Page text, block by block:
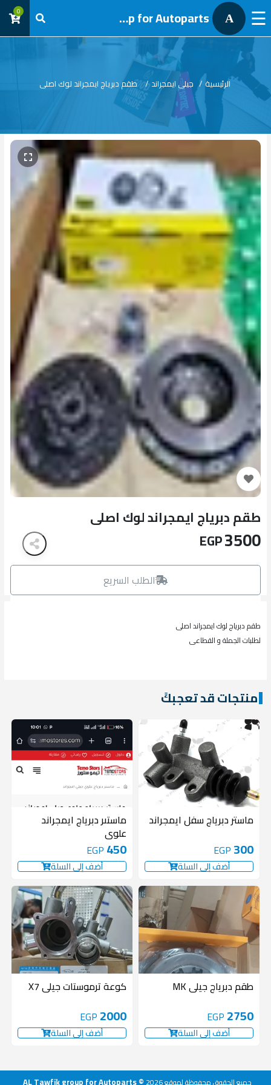
☰
A
AL Tawfik group for Autoparts
تسجيل
دخول
0
الرئيسية / جيلى ايمجراند / طقم دبرياج ايمجراند لوك اصلى
طقم دبرياج ايمجراند لوك اصلى
3500
EGP
الطلب السريع
طقم دبرياج لوك ايمجراند اصلى
لطلبات الجملة و القطاعى
منتجات قد تعجبكً
ماستر دبرياج سفل ايمجراند
300
EGP
أضف إلى السلة
ماستىر دبرياج ايمجراند
علوى
450
EGP
أضف إلى السلة
طقم دبرياج جيلى MK
2750
EGP
أضف إلى السلة
كوعة ترموستات جيلى X7
2000
EGP
أضف إلى السلة
AL Tawfik group for Autoparts ©